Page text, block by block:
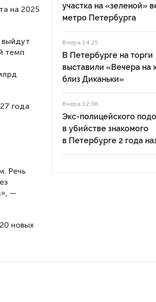
на 2025
темп
года
Речь
—
новых
участка на «зеленой»
метро Петербурга
Вчера 14:25
В Петербурге на торги
выставили «Вечера на
близ Диканьки»
Вчера 12:38
Экс-полицейского
в убийстве знакомого
в Петербурге 2 года